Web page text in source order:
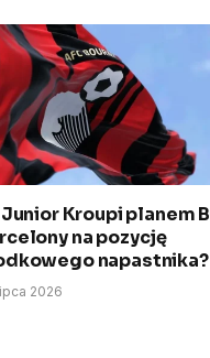
Junior Kroupi planem B
na pozycję
napastnika?
2026